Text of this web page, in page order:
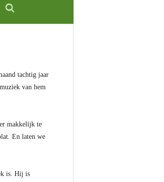
tachtig jaar
van hem
makkelijk te
En laten we
is. Hij is